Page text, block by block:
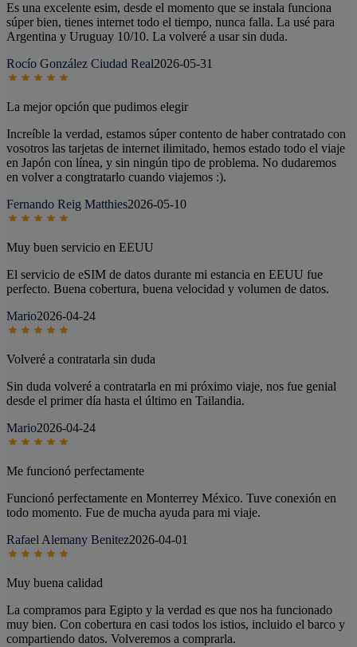
Es una excelente esim, desde el momento que se instala funciona
súper bien, tienes internet todo el tiempo, nunca falla. La usé para
Argentina y Uruguay 10/10. La volveré a usar sin duda.
Rocío González Ciudad Real2026-05-31
La mejor opción que pudimos elegir
Increíble la verdad, estamos súper contento de haber contratado con
vosotros las tarjetas de internet ilimitado, hemos estado todo el viaje
en Japón con línea, y sin ningún tipo de problema. No dudaremos
en volver a congtratarlo cuando viajemos :).
Fernando Reig Matthies2026-05-10
Muy buen servicio en EEUU
El servicio de eSIM de datos durante mi estancia en EEUU fue
perfecto. Buena cobertura, buena velocidad y volumen de datos.
Mario2026-04-24
Volveré a contratarla sin duda
Sin duda volveré a contratarla en mi próximo viaje, nos fue genial
desde el primer día hasta el último en Tailandia.
Mario2026-04-24
Me funcionó perfectamente
Funcionó perfectamente en Monterrey México. Tuve conexión en
todo momento. Fue de mucha ayuda para mi viaje.
Rafael Alemany Benitez2026-04-01
Muy buena calidad
La compramos para Egipto y la verdad es que nos ha funcionado
muy bien. Con cobertura en casi todos los istios, incluido el barco y
compartiendo datos. Volveremos a comprarla.